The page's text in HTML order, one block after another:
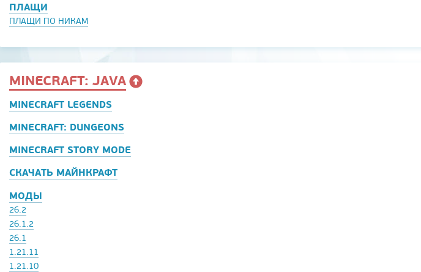
ПЛАЩИ
ПЛАЩИ ПО НИКАМ
MINECRAFT: JAVA
MINECRAFT LEGENDS
MINECRAFT: DUNGEONS
MINECRAFT STORY MODE
СКАЧАТЬ МАЙНКРАФТ
МОДЫ
26.2
26.1.2
26.1
1.21.11
1.21.10